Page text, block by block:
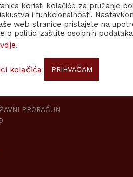
i umjetnosti
11
PRORAČUN
koristi kolačiće za pružanje
i funkcionalnosti.
web stranice pristajete na
o politici zaštite osobnih podataka
.
kolačića PRIHVAĆAM